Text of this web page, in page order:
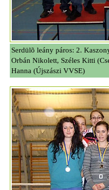
Serdülõ leány páros: 2.
Orbán Nikolett, Széles Kitti
Hanna (Újszászi VVSE)